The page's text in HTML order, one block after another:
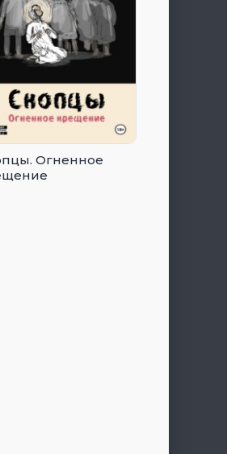
Огненное